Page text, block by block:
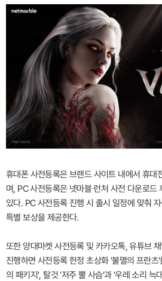
휴대폰 사전등록은 브랜드 사이트 내에서 휴대
며, PC 사전등록은 넷마블 런처 사전 다운로드
있다. PC 사전등록 진행 시 출시 일정에 맞춰
특별 보상을 제공한다.
또한 양대마켓 사전등록 및 카카오톡, 유튜브
진행하면 사전등록 한정 초상화 '불멸의 프란
의 패키지', 탈것 '저주 뿔 사슴'과 '우레 소리 늑